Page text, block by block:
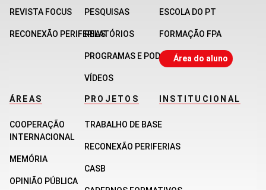
REVISTA FOCUS
RECONEXÃO PERIFERIAS
PESQUISAS
RELATÓRIOS
PROGRAMAS E PODCASTS
VÍDEOS
ESCOLA DO PT
FORMAÇÃO FPA
Área do aluno
ÁREAS
COOPERAÇÃO
INTERNACIONAL
MEMÓRIA
OPINIÃO PÚBLICA
PROJETOS
TRABALHO DE BASE
RECONEXÃO PERIFERIAS
CASB
INSTITUCIONAL